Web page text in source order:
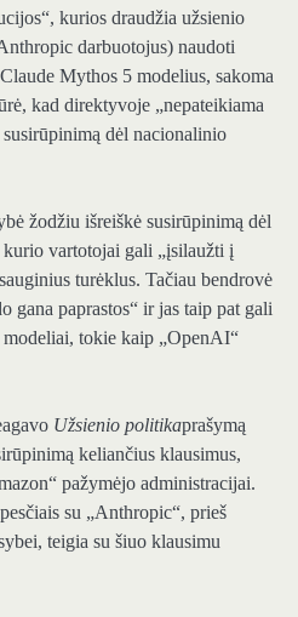
kurios draudžia užsienio
darbuotojus) naudoti
Mythos 5 modelius, sakoma
kad direktyvoje „nepateikiama
dėl nacionalinio
žodžiu išreiškė susirūpinimą dėl
vartotojai gali „įsilaužti į
turėklus. Tačiau bendrovė
gana paprastos“ ir jas taip pat gali
tokie kaip „OpenAI“
Užsienio politikaprašymą
keliančius klausimus,
pažymėjo administracijai.
su „Anthropic“, prieš
teigia su šiuo klausimu